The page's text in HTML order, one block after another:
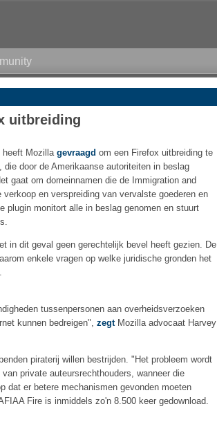
uitbreiding
heeft Mozilla gevraagd om een Firefox uitbreiding te
die door de Amerikaanse autoriteiten in beslag
gaat om domeinnamen die de Immigration and
en verspreiding van vervalste goederen en
plugin monitort alle in beslag genomen en stuurt
in dit geval geen gerechtelijk bevel heeft gezien. De
enkele vragen op welke juridische gronden het
tussenpersonen aan overheidsverzoeken
kunnen bedreigen", zegtMozilla advocaat Harvey
piraterij willen bestrijden. "Het probleem wordt
private auteursrechthouders, wanneer die
dat er betere mechanismen gevonden moeten
Fire is inmiddels zo'n 8.500 keer gedownload.